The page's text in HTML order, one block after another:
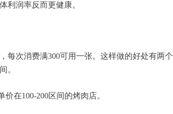
利润率反而更健康。
每次消费满300可用一张。这样做的好处有两
。
在100-200区间的烤肉店。